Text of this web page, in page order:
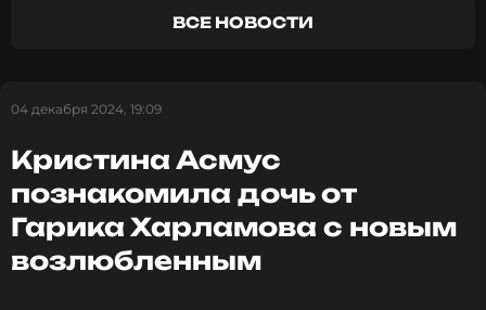
да! Вот это наша задача на следующий год», —
Читайте нас в Одноклассниках,
чтобы оставаться в курсе событий
ПОДПИСАТЬСЯ
ВСЕ НОВОСТИ
04 декабря 2024, 19:09
Кристина Асмус
познакомила дочь от
Гарика Харламова с новым
возлюбленным